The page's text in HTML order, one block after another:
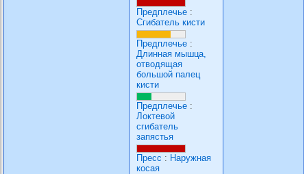
Предплечье :
Сгибатель кисти
Предплечье :
Длинная мышца,
отводящая
большой палец
кисти
Предплечье :
Локтевой
сгибатель
запястья
Пресс : Наружная
косая